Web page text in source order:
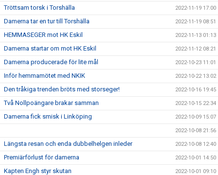
Tröttsam torsk i Torshälla 2022-11-19 17:00
Damerna tar en tur till Torshälla 2022-11-19 08:51
HEMMASEGER mot HK Eskil 2022-11-13 01:13
Damerna startar om mot HK Eskil 2022-11-12 08:21
Damerna producerade för lite mål 2022-10-23 11:01
Inför hemmamötet med NKIK 2022-10-22 13:02
Den tråkiga trenden bröts med storseger! 2022-10-16 19:45
Två Nollpoängare brakar samman 2022-10-15 22:34
Damerna fick smisk i Linköping 2022-10-09 15:07
2022-10-08 21:56
Längsta resan och enda dubbelhelgen inleder 2022-10-08 12:40
Premiärförlust för damerna 2022-10-01 14:50
Kapten Engh styr skutan 2022-10-01 09:10